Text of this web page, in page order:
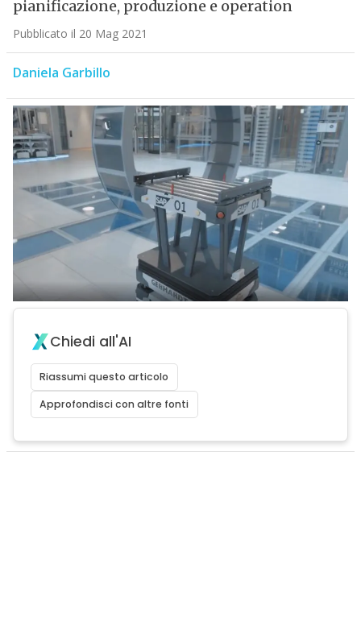
pianificazione, produzione e operation
Pubblicato il 20 Mag 2021
Daniela Garbillo
Chiedi all'AI
Riassumi questo articolo
Approfondisci con altre fonti